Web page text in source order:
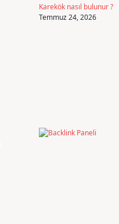
Karekök nasıl bulunur ?
Temmuz 24, 2026